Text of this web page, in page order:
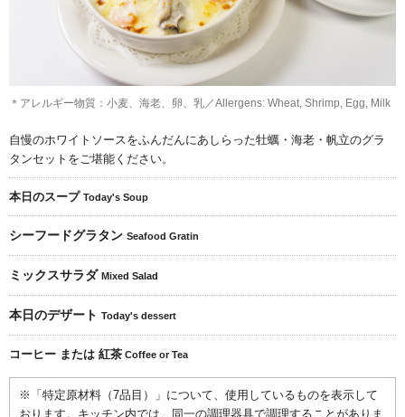
＊アレルギー物質：小麦、海老、卵、乳／Allergens: Wheat, Shrimp, Egg, Milk
自慢のホワイトソースをふんだんにあしらった牡蠣・海老・帆立のグラ
タンセットをご堪能ください。
本日のスープ Today's Soup
シーフードグラタン Seafood Gratin
ミックスサラダ Mixed Salad
本日のデザート Today's dessert
コーヒー または 紅茶 Coffee or Tea
※「特定原材料（7品目）」について、使用しているものを表示して
おります。キッチン内では、同一の調理器具で調理することがありま